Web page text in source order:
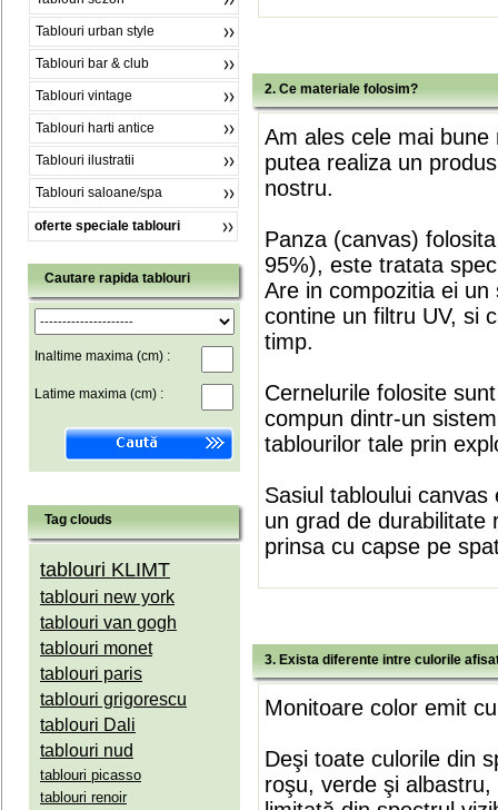
Tablouri urban style
Tablouri bar & club
Tablouri vintage
Tablouri harti antice
Tablouri ilustratii
Tablouri saloane/spa
oferte speciale tablouri
Cautare rapida tablouri
Inaltime maxima (cm) :
Latime maxima (cm) :
Tag clouds
tablouri KLIMT
tablouri new york
tablouri van gogh
tablouri monet
tablouri paris
tablouri grigorescu
tablouri Dali
tablouri nud
tablouri picasso
tablouri renoir
2. Ce materiale folosim?
Am ales cele mai
putea realiza un
nostru.
Panza (canvas)
95%), este tratata
Are in compozitia ei
contine un filtru UV, si
timp.
Cernelurile folosite
compun dintr-un
tablourilor tale prin
Sasiul tabloului
un grad de durabilitate
prinsa cu capse pe
3. Exista diferente intre culorile
Monitoare color emit
Deşi toate culorile din
roşu, verde şi